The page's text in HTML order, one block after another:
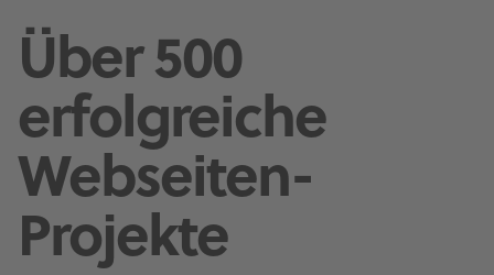
Über 500
erfolgreiche
Webseiten-
Projekte